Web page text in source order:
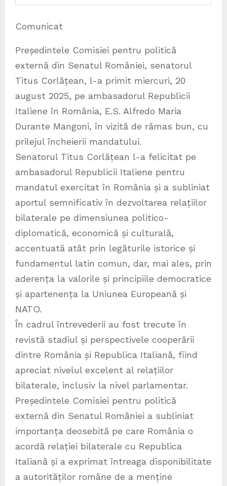
Comunicat
Președintele Comisiei pentru politică
externă din Senatul României, senatorul
Titus Corlățean, l-a primit miercuri, 20
august 2025, pe ambasadorul Republicii
Italiene în România, E.S. Alfredo Maria
Durante Mangoni, în vizită de rămas bun, cu
prilejul încheierii mandatului.
Senatorul Titus Corlățean l-a felicitat pe
ambasadorul Republicii Italiene pentru
mandatul exercitat în România și a subliniat
aportul semnificativ în dezvoltarea relațiilor
bilaterale pe dimensiunea politico-
diplomatică, economică și culturală,
accentuată atât prin legăturile istorice și
fundamentul latin comun, dar, mai ales, prin
aderența la valorile și principiile democratice
și apartenența la Uniunea Europeană și
NATO.
În cadrul întrevederii au fost trecute în
revistă stadiul și perspectivele cooperării
dintre România și Republica Italiană, fiind
apreciat nivelul excelent al relațiilor
bilaterale, inclusiv la nivel parlamentar.
Președintele Comisiei pentru politică
externă din Senatul României a subliniat
importanța deosebită pe care România o
acordă relației bilaterale cu Republica
Italiană și a exprimat întreaga disponibilitate
a autorităților române de a menține